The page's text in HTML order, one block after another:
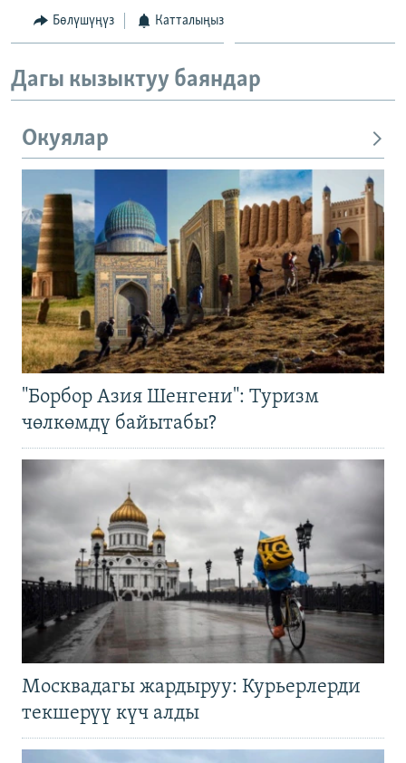
Бөлүшүңүз Катталыңыз
Дагы кызыктуу баяндар
Окуялар
"Борбор Азия Шенгени": Туризм
чөлкөмдү байытабы?
Москвадагы жардыруу: Курьерлерди
текшерүү күч алды